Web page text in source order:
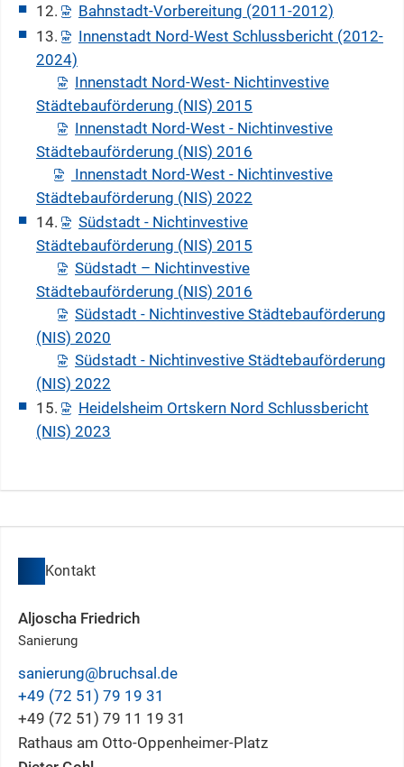
12.
Bahnstadt-Vorbereitung (2011-2012)
13.
Innenstadt Nord-West Schlussbericht (2012-
2024)
Innenstadt Nord-West- Nichtinvestive
Städtebauförderung (NIS) 2015
Innenstadt Nord-West - Nichtinvestive
Städtebauförderung (NIS) 2016
Innenstadt Nord-West - Nichtinvestive
Städtebauförderung (NIS) 2022
14.
Südstadt - Nichtinvestive
Städtebauförderung (NIS) 2015
Südstadt – Nichtinvestive
Städtebauförderung (NIS) 2016
Südstadt - Nichtinvestive Städtebauförderung
(NIS) 2020
Südstadt - Nichtinvestive Städtebauförderung
(NIS) 2022
15.
Heidelsheim Ortskern Nord Schlussbericht
(NIS) 2023
Kontakt
Aljoscha Friedrich
Sanierung
sanierung@bruchsal.de
+49 (72 51) 79 19 31
+49 (72 51) 79 11 19 31
Rathaus am Otto-Oppenheimer-Platz